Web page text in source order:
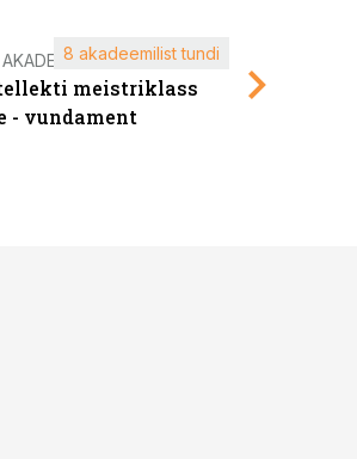
meistriklass
- vundament
8 akadeemilist tundi